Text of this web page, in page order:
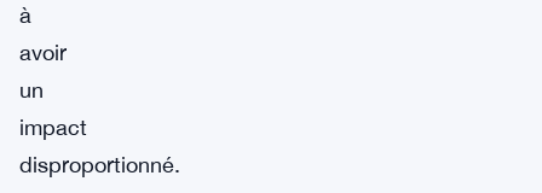
à
avoir
un
impact
disproportionné.